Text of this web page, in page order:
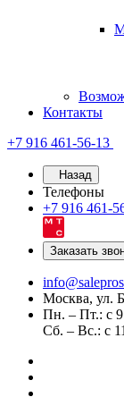
Контакты
+7 916 461-56-13
Назад
Телефоны
+7 916 461-
Заказать
Москва, ул.
Пн. – Пт.: с
Сб. – Вс.: с